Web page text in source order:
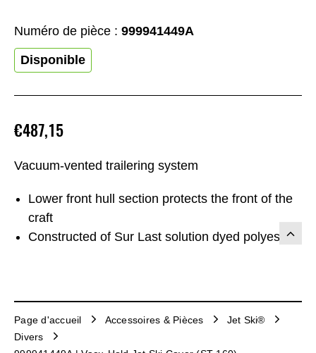
Vacuum-vented trailering system
Lower front hull section protects the front of the
craft
Constructed of Sur Last solution dyed polyester
€487,15
Numéro de pièce : 999941449A
Disponible
Page d'accueil Accessoires & Pièces
Jet Ski®
Divers